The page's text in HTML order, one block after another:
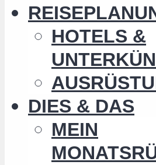
HOTELS &
DIES & DAS
MEIN